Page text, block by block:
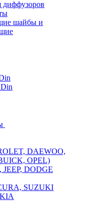
диффузоров
шайбы и
DAEWOO,
OPEL)
DODGE
SUZUKI